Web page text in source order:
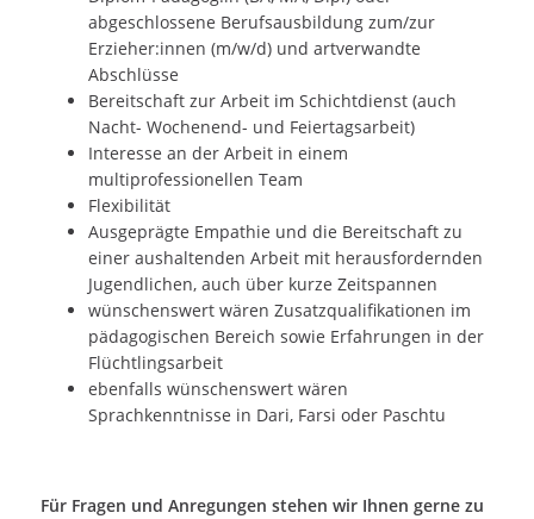
abgeschlossene Berufsausbildung zum/zur
Erzieher:innen (m/w/d) und artverwandte
Abschlüsse
Bereitschaft zur Arbeit im Schichtdienst (auch
Nacht- Wochenend- und Feiertagsarbeit)
Interesse an der Arbeit in einem
multiprofessionellen Team
Flexibilität
Ausgeprägte Empathie und die Bereitschaft zu
einer aushaltenden Arbeit mit herausfordernden
Jugendlichen, auch über kurze Zeitspannen
wünschenswert wären Zusatzqualifikationen im
pädagogischen Bereich sowie Erfahrungen in der
Flüchtlingsarbeit
ebenfalls wünschenswert wären
Sprachkenntnisse in Dari, Farsi oder Paschtu
Für Fragen und Anregungen stehen wir Ihnen gerne zu